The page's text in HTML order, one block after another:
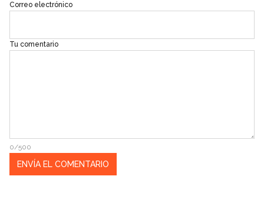
Correo electrónico
Tu comentario
0/500